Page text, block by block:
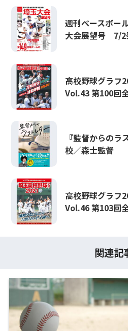
週刊ベースボー
大会展望号 7/2
高校野球グラフ
Vol.43 第100回
『監督からのラ
校／森士監督
高校野球グラフ
Vol.46 第103回
関連記